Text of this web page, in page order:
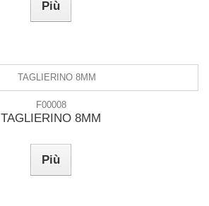
Più
F00008
TAGLIERINO 8MM
Più